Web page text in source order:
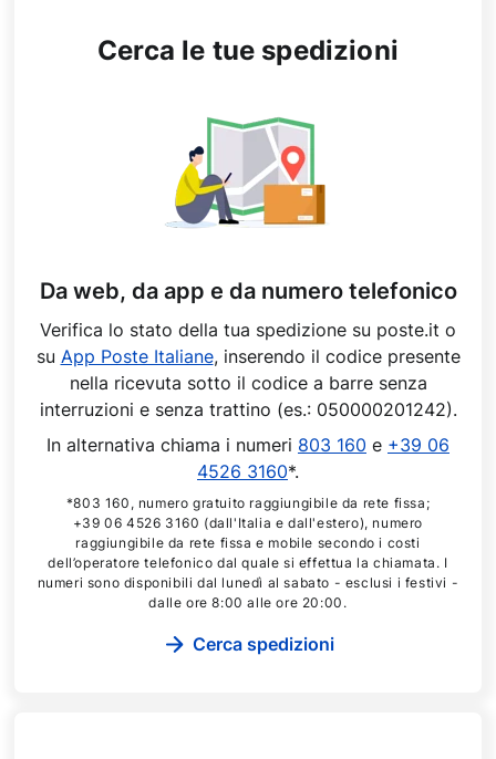
Cerca le tue spedizioni
Da web, da app e da numero telefonico
Verifica lo stato della tua spedizione su poste.it o
su App Poste Italiane, inserendo il codice presente
nella ricevuta sotto il codice a barre senza
interruzioni e senza trattino (es.: 050000201242).
In alternativa chiama i numeri 803 160 e +39 06
4526 3160*.
*803 160, numero gratuito raggiungibile da rete fissa;
+39 06 4526 3160 (dall'Italia e dall'estero), numero
raggiungibile da rete fissa e mobile secondo i costi
dell’operatore telefonico dal quale si effettua la chiamata. I
numeri sono disponibili dal lunedì al sabato - esclusi i festivi -
dalle ore 8:00 alle ore 20:00.
Cerca spedizioni